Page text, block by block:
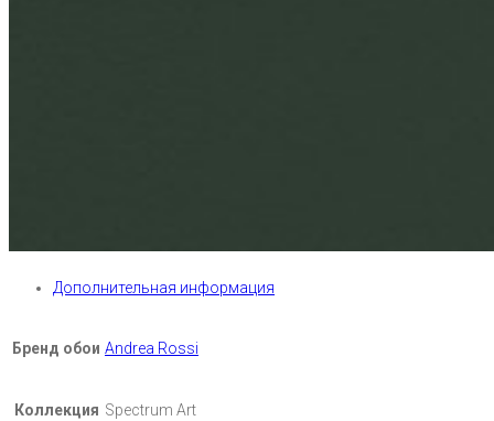
Дополнительная информация
Бренд обои Andrea Rossi
Коллекция Spectrum Art